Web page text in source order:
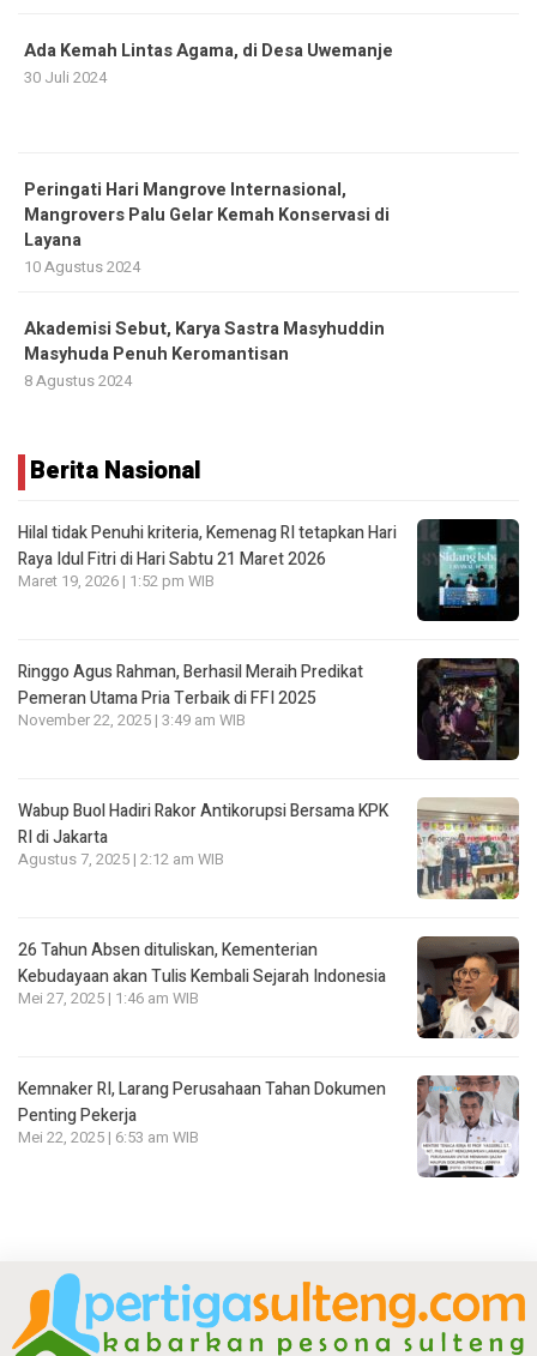
Ada Kemah Lintas Agama, di Desa Uwemanje
30 Juli 2024
Peringati Hari Mangrove Internasional,
Mangrovers Palu Gelar Kemah Konservasi di
Layana
10 Agustus 2024
Akademisi Sebut, Karya Sastra Masyhuddin
Masyhuda Penuh Keromantisan
8 Agustus 2024
Berita Nasional
Hilal tidak Penuhi kriteria, Kemenag RI tetapkan Hari
Raya Idul Fitri di Hari Sabtu 21 Maret 2026
Maret 19, 2026 | 1:52 pm WIB
Ringgo Agus Rahman, Berhasil Meraih Predikat
Pemeran Utama Pria Terbaik di FFI 2025
November 22, 2025 | 3:49 am WIB
Wabup Buol Hadiri Rakor Antikorupsi Bersama KPK
RI di Jakarta
Agustus 7, 2025 | 2:12 am WIB
26 Tahun Absen dituliskan, Kementerian
Kebudayaan akan Tulis Kembali Sejarah Indonesia
Mei 27, 2025 | 1:46 am WIB
Kemnaker RI, Larang Perusahaan Tahan Dokumen
Penting Pekerja
Mei 22, 2025 | 6:53 am WIB